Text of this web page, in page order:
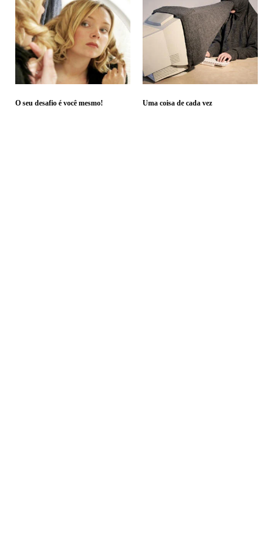
O seu desafio é você mesmo! Uma coisa de cada vez